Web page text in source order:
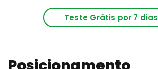
Teste Grátis por 7 dias